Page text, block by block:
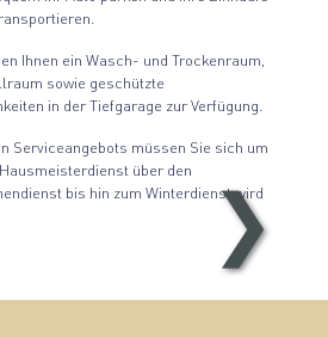
Ihnen ein Wasch- und Trockenraum,
sowie geschützte
in der Tiefgarage zur Verfügung.
Serviceangebots müssen Sie sich um
über den
bis hin zum Winterdienst wird
❯